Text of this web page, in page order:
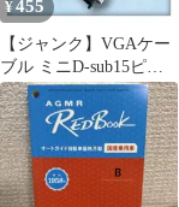
¥455
【ジャンク】VGAケー
ブル ミニD-sub15ピン
アナログRGB 14ピン仕
様